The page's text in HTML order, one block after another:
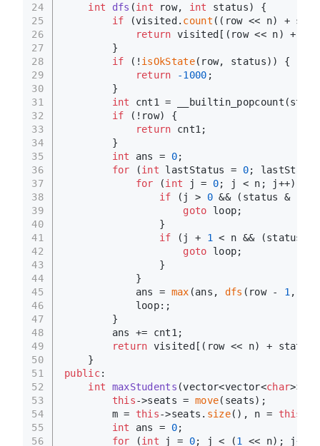
24
25
26
27
28
29
30
31
32
33
34
35
36
37
38
39
40
41
42
43
44
45
46
47
48
49
50
51
52
53
54
55
56
int dfs (int row, int status)
{
if (visited. count ((row << n) +
return visited[(row << n) +
        }
if (! isOkState(row, status)) {
return
-1000 ;
        }
int cnt1 =
if (!row) {
return cnt1;
        }
int ans = 0;
for (int lastStatus = 0;
for (int j = 0; j < n; j++) {
if (j > 0 && (status & (
goto loop;
                }
if (j + 1
< n && (status &
goto loop;
                }
            }
            ans =
max (ans, dfs (row - 1 ,
            loop:;
        }
        ans += cnt1;
return visited[(row << n) +
    }
public:
int
maxStudents (vector<vector<char>>&
this->seats = move(seats);
        m =
this->seats. size(), n = this
int ans = 0;
for (int j = 0; j < (1
<< n); j++)